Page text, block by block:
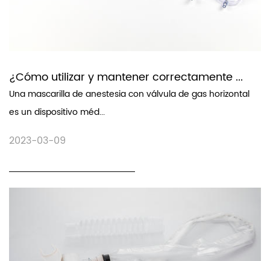
¿Cómo utilizar y mantener correctamente ...
Una mascarilla de anestesia con válvula de gas horizontal
es un dispositivo méd...
2023-03-09